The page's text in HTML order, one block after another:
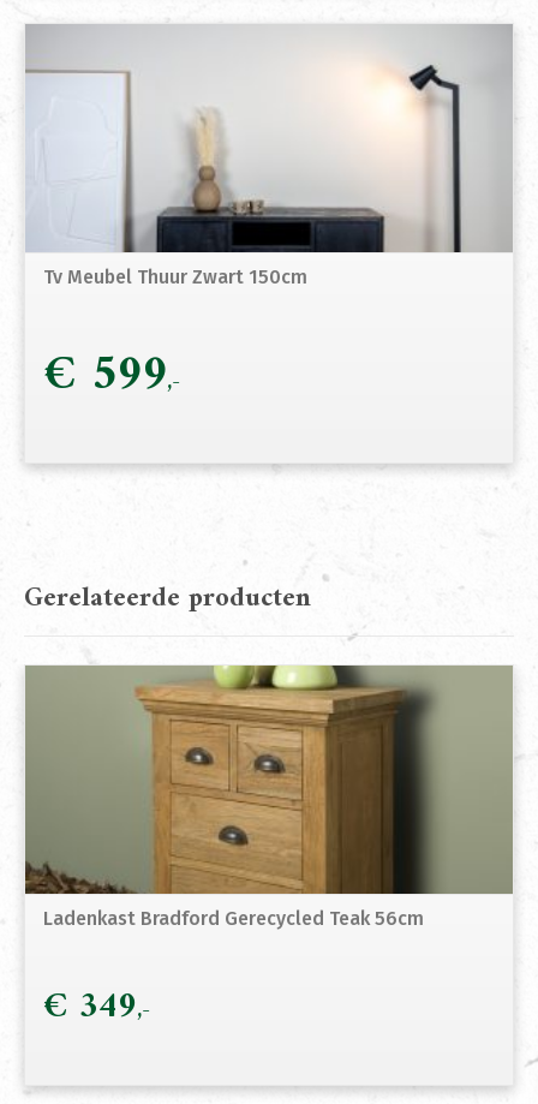
Tv Meubel Thuur Zwart 150cm
€ 599
Gerelateerde producten
Ladenkast Bradford Gerecycled Teak 56cm
€ 349